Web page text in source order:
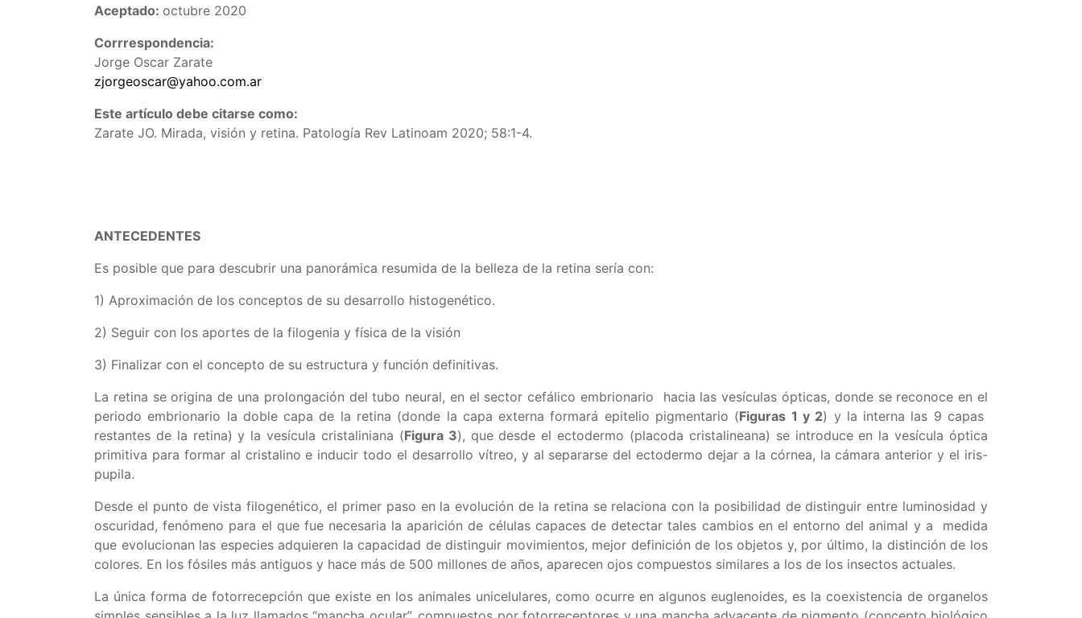
Aceptado: octubre 2020
Corrrespondencia:
Jorge Oscar Zarate
zjorgeoscar@yahoo.com.ar
Este artículo debe citarse como:
Zarate JO. Mirada, visión y retina. Patología Rev Latinoam 2020; 58:1-4.
ANTECEDENTES
Es posible que para descubrir una panorámica resumida de la belleza de la retina sería con:
1) Aproximación de los conceptos de su desarrollo histogenético.
2) Seguir con los aportes de la filogenia y física de la visión
3) Finalizar con el concepto de su estructura y función definitivas.
La retina se origina de una prolongación del tubo neural, en el sector cefálico embrionario hacia las vesículas ópticas, donde se reconoce en el
periodo embrionario la doble capa de la retina (donde la capa externa formará epitelio pigmentario (Figuras 1 y 2) y la interna las 9 capas
restantes de la retina) y la vesícula cristaliniana (Figura 3), que desde el ectodermo (placoda cristalineana) se introduce en la vesícula óptica
primitiva para formar al cristalino e inducir todo el desarrollo vítreo, y al separarse del ectodermo dejar a la córnea, la cámara anterior y el iris-
pupila.
Desde el punto de vista filogenético, el primer paso en la evolución de la retina se relaciona con la posibilidad de distinguir entre luminosidad y
oscuridad, fenómeno para el que fue necesaria la aparición de células capaces de detectar tales cambios en el entorno del animal y a medida
que evolucionan las especies adquieren la capacidad de distinguir movimientos, mejor definición de los objetos y, por último, la distinción de los
colores. En los fósiles más antiguos y hace más de 500 millones de años, aparecen ojos compuestos similares a los de los insectos actuales.
La única forma de fotorrecepción que existe en los animales unicelulares, como ocurre en algunos euglenoides, es la coexistencia de organelos